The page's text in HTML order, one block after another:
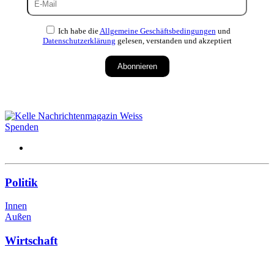
Ich habe dieAllgemeine Geschäftsbedingungenund
Datenschutzerklärung gelesen, verstanden und akzeptiert
Abonnieren
Spenden
Politik
Innen
Außen
Wirtschaft